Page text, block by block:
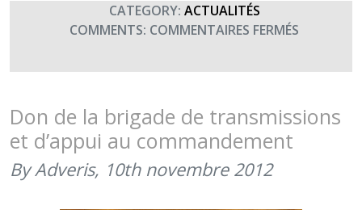
CATEGORY: ACTUALITÉS
COMMENTS: COMMENTAIRES FERMÉS
D’OR
JANVIER-
FÉVRIER
Don de la brigade de transmissions
et d’appui au commandement
By Adveris, 10th novembre 2012